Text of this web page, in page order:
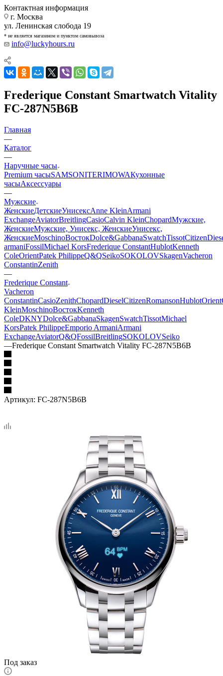
Контактная информация
г. Москва
ул. Ленинская слобода 19
* не является магазином и пунктом самовывоза
info@luckyhours.ru
Frederique Constant Smartwatch Vitality
FC-287N5B6B
Главная
—
Каталог
—
Наручные часы
Premium часыSAMSONITERIMOWAКухонные
часыАксессуары
—
Мужские
ЖенскиеДетскиеУнисексAnne KleinArmani
ExchangeAviatorBreitlingCasioCalvin KleinChopardМужские,
ЖенскиеМужские, Унисекс, ЖенскиеУнисекс,
ЖенскиеMoschinoВостокDolce&GabbanaSwatchTissotCitizen
armaniFossilMichael KorsFrederique ConstantHublotKenneth
ColeOrientPatek PhilippeQ&QSeikoSOKOLOVSkagenVacheron
ConstantinZenith
—
Frederique Constant
Vacheron
ConstantinCasioZenithChopardDieselCitizenRomansonHublotOrient
KleinMoschinoВостокKenneth
ColeDKNYDolce&GabbanaSkagenSwatchTissotMichael
KorsPatek PhilippeEmporio ArmaniArmani
ExchangeAviatorQ&QFossilBreitlingSOKOLOVSeiko
—Frederique Constant Smartwatch Vitality FC-287N5B6B
Артикул: FC-287N5B6B
Под заказ